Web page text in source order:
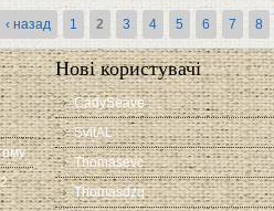
‹ назад 1 2 3 4 5 6 7 8
2
Нові користувачі
CadySeave
SvitAL
Thomasevc
Thomasdzq